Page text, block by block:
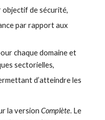
objectif de sécurité,
par rapport aux
chaque domaine et
sectorielles,
d’atteindre les
la version Complète. Le